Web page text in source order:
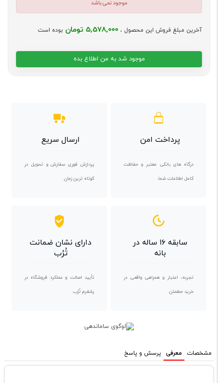
موجود نمی باشد
آخرین مبلغ فروش این محصول ، 5,578,000 تومان بوده است
موجود شد به من اطلاع بده
پرداخت امن
درگاه های بانکی معتبر و حفاظت
کامل اطلاعات شما.
ارسال سریع
پردازش فوری سفارش و تحویل در
کوتاه ترین زمان.
سابقه ۱۶ ساله در
بانه
تجربه، اعتبار و همراهی واقعی در
خرید مطمئن.
دارای نشان ضمانت
تُرُب
تأیید اصالت و عملکرد فروشگاه در
پلتفرم تُرُب.
مشخصات معرفی پرسش و پاسخ